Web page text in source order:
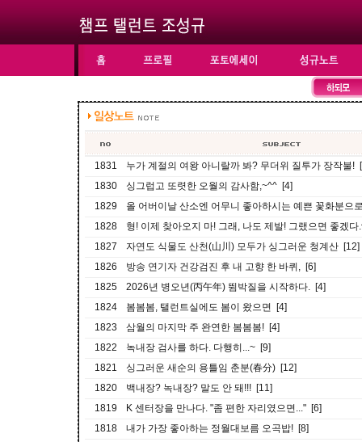
1831
누가 계절의 여왕 아니랄까 봐? 무더위 질투가 장작불!
1830
싱그럽고 또렷한 오월의 감사함,~^^ [4]
1829
올 어버이날 산소엔 어무니 좋아하시는 예쁜 꽃화분으
1828
형! 이제 찾아오지 마! 그래, 나도 제발! 그랬으면 좋겠
1827
자연도 식물도 산천(山川) 모두가 싱그러운 청계산 [12]
1826
방송 연기자 건강검진 후 내 고향 한 바퀴, [6]
1825
2026년 병오년(丙午年) 뜀박질을 시작하다. [4]
1824
봄봄봄, 탤런트실에도 봄이 왔으면 [4]
1823
삼월의 마지막 주 완연한 봄봄봄! [4]
1822
녹내장 검사를 하다. 다행히...~ [9]
1821
싱그러운 새순의 용틀임 춘분(春分) [12]
1820
백내장? 녹내장? 말도 안 돼!!! [11]
1819
K 센터장을 만나다. "좀 편한 자리였으면..." [6]
1818
내가 가장 좋아하는 정월대보름 오곡밥! [8]